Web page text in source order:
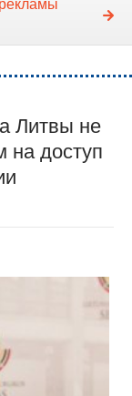
Литвы не
на доступ